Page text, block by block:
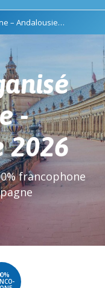
– Andalousie…
-
2026
francophone